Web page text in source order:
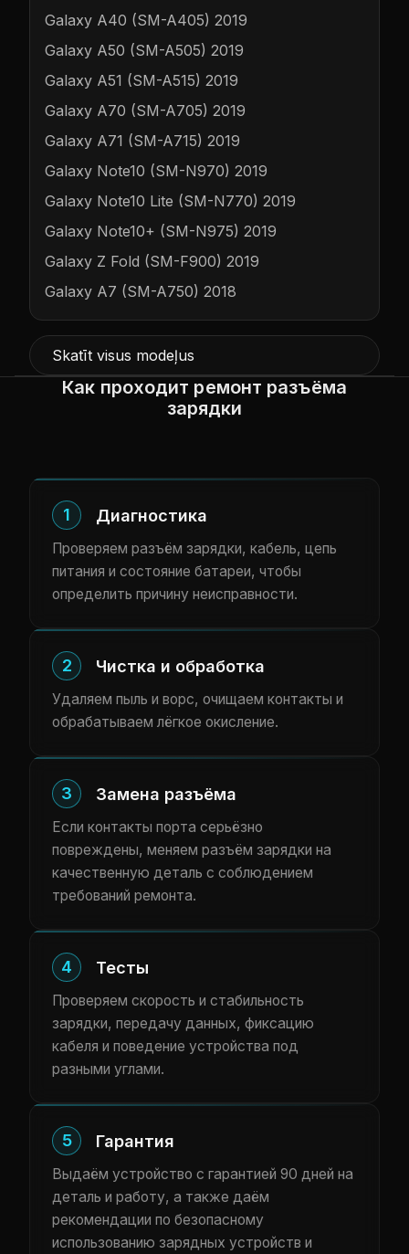
Galaxy A40 (SM-A405) 2019
Galaxy A50 (SM-A505) 2019
Galaxy A51 (SM-A515) 2019
Galaxy A70 (SM-A705) 2019
Galaxy A71 (SM-A715) 2019
Galaxy Note10 (SM-N970) 2019
Galaxy Note10 Lite (SM-N770) 2019
Galaxy Note10+ (SM-N975) 2019
Galaxy Z Fold (SM-F900) 2019
Galaxy A7 (SM-A750) 2018
Skatīt visus modeļus
Как проходит ремонт разъёма
зарядки
1 Диагностика
Проверяем разъём зарядки, кабель, цепь
питания и состояние батареи, чтобы
определить причину неисправности.
2 Чистка и обработка
Удаляем пыль и ворс, очищаем контакты и
обрабатываем лёгкое окисление.
3 Замена разъёма
Если контакты порта серьёзно
повреждены, меняем разъём зарядки на
качественную деталь с соблюдением
требований ремонта.
4 Тесты
Проверяем скорость и стабильность
зарядки, передачу данных, фиксацию
кабеля и поведение устройства под
разными углами.
5 Гарантия
Выдаём устройство с гарантией 90 дней на
деталь и работу, а также даём
рекомендации по безопасному
использованию зарядных устройств и